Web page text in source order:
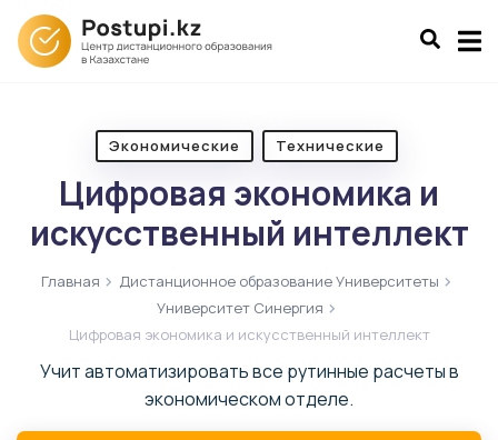
Экономические Технические
Цифровая экономика и
искусственный интеллект
Главная
Дистанционное образование Университеты
Университет Синергия
Цифровая экономика и искусственный интеллект
Учит автоматизировать все рутинные расчеты в
экономическом отделе.